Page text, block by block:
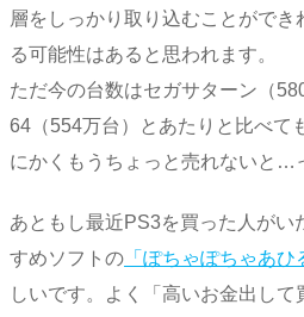
層をしっかり取り込むことがで
る可能性はあると思われます。
ただ今の台数はセガサターン（
64（554万台）とあたりと比べて
にかくもうちょっと売れないと…
あともし最近PS3を買った人がい
すめソフトの 「ぽちゃぽちゃあひ
しいです。よく「高いお金出し